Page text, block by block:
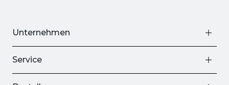
Unternehmen
Service